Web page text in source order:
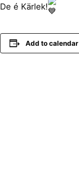
De é Kärlek!
Add to calendar